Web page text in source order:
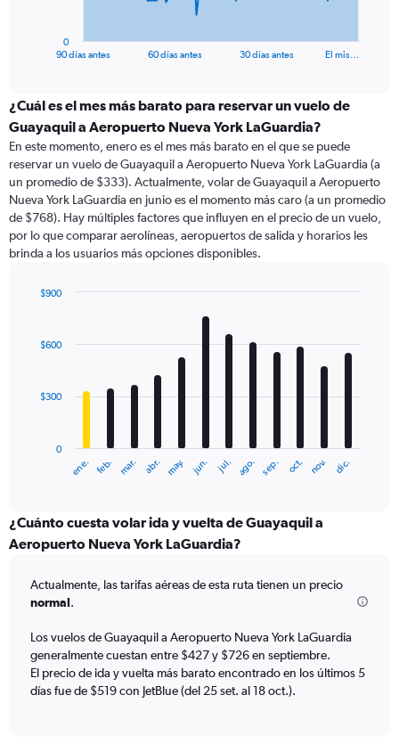
categories.
Range:
91
categories.
The
chart
has
1
Y
axis
values.
to
90 días antes 60 días antes 30 días antes El mis…
0
¿Cuál es el mes más barato para reservar un vuelo de
Guayaquil a Aeropuerto Nueva York LaGuardia?
En este momento, enero es el mes más barato en el que se puede
reservar un vuelo de Guayaquil a Aeropuerto Nueva York LaGuardia (a
un promedio de $333). Actualmente, volar de Guayaquil a Aeropuerto
Nueva York LaGuardia en junio es el momento más caro (a un promedio
de $768). Hay múltiples factores que influyen en el precio de un vuelo,
por lo que comparar aerolíneas, aeropuertos de salida y horarios les
brinda a los usuarios más opciones disponibles.
with
12
The
categories.
Range:
12
The
chart
1
Y
axis
displaying
ene. feb. mar. abr. may. jun. jul. ago. sep. oct. nov. dic.
0
$300
$600
$900
¿Cuánto cuesta volar ida y vuelta de Guayaquil a
Aeropuerto Nueva York LaGuardia?
Actualmente, las tarifas aéreas de esta ruta tienen un precio
normal.
Los vuelos de Guayaquil a Aeropuerto Nueva York LaGuardia
generalmente cuestan entre $427 y $726 en septiembre.
El precio de ida y vuelta más barato encontrado en los últimos 5
días fue de $519 con JetBlue (del 25 set. al 18 oct.).